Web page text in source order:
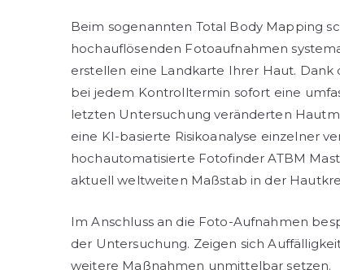
Beim sogenannten Total Body Mapping
hochauflösenden Fotoaufnahmen
erstellen eine Landkarte Ihrer Haut.
bei jedem Kontrolltermin sofort eine
letzten Untersuchung veränderten
eine KI-basierte Risikoanalyse einzelner
hochautomatisierte Fotofinder ATBM
aktuell weltweiten Maßstab in der
Im Anschluss an die Foto-Aufnahmen
der Untersuchung. Zeigen sich
weitere Maßnahmen unmittelbar setzen.